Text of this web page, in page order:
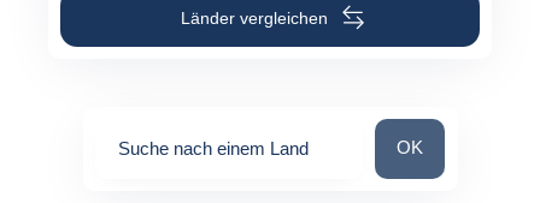
Länder vergleichen
Suche nach einem Land Suche nach
OK